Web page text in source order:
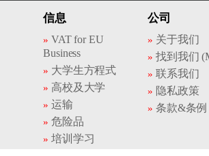
信息
VAT for EU
Business
大学生方程式
高校及大学
运输
危险品
培训学习
公司
关于我们
找到我们
联系我们
隐私政策
条款&条例